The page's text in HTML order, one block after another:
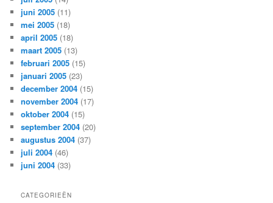
juni 2005 (11)
mei 2005 (18)
april 2005 (18)
maart 2005 (13)
februari 2005 (15)
januari 2005 (23)
december 2004 (15)
november 2004 (17)
oktober 2004 (15)
september 2004 (20)
augustus 2004 (37)
juli 2004 (46)
juni 2004 (33)
CATEGORIEËN